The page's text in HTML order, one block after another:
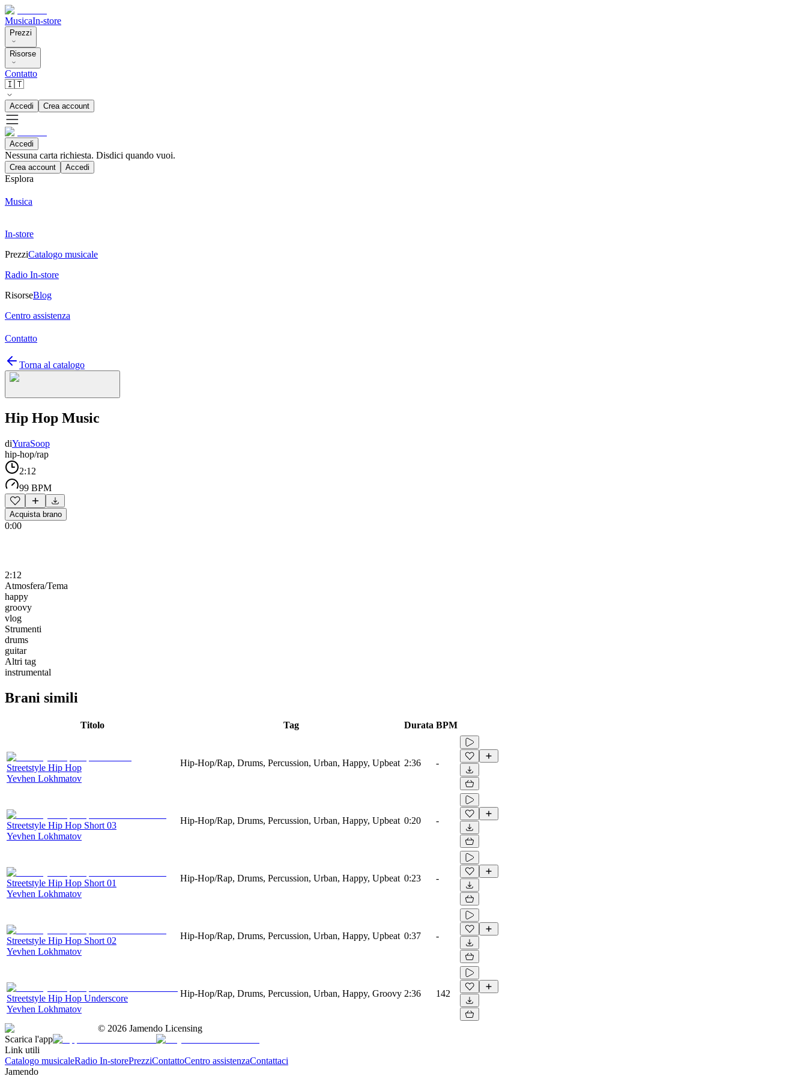
MusicaIn-store
Prezzi
Risorse
Contatto
🇮🇹
Accedi Crea account
Accedi
Nessuna carta richiesta. Disdici quando vuoi.
Crea account Accedi
Esplora
Musica
In-store
PrezziCatalogo musicale
Radio In-store
RisorseBlog
Centro assistenza
Contatto
Torna al catalogo
Hip Hop Music
diYuraSoop
hip-hop/rap
2:12
99 BPM
Acquista brano
0:00
2:12
Atmosfera/Tema
happy
groovy
vlog
Strumenti
drums
guitar
Altri tag
instrumental
Brani simili
Titolo Tag Durata BPM
Streetstyle Hip Hop
Yevhen Lokhmatov
Hip-Hop/Rap, Drums, Percussion, Urban, Happy, Upbeat 2:36 -
Streetstyle Hip Hop Short 03
Yevhen Lokhmatov
Hip-Hop/Rap, Drums, Percussion, Urban, Happy, Upbeat 0:20 -
Streetstyle Hip Hop Short 01
Yevhen Lokhmatov
Hip-Hop/Rap, Drums, Percussion, Urban, Happy, Upbeat 0:23 -
Streetstyle Hip Hop Short 02
Yevhen Lokhmatov
Hip-Hop/Rap, Drums, Percussion, Urban, Happy, Upbeat 0:37 -
Streetstyle Hip Hop Underscore
Yevhen Lokhmatov
Hip-Hop/Rap, Drums, Percussion, Urban, Happy, Groovy 2:36 142
© 2026 Jamendo Licensing
Scarica l'app
Link utili
Catalogo musicaleRadio In-storePrezziContattoCentro assistenzaContattaci
Jamendo